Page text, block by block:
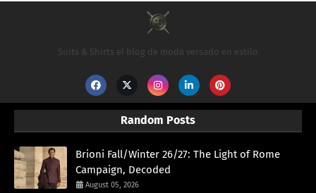
Suits & Shirts el blog de moda versado en estilo
Random Posts
Brioni Fall/Winter 26/27: The Light of Rome
Campaign, Decoded
August 05, 2026